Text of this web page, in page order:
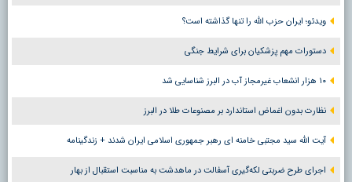
ویدئو؛ ایران حزب الله را تنها گذاشته است؟
دستورات مهم پزشکیان برای شرایط جنگی
۱۰ هزار انشعاب غیرمجاز آب در البرز شناسایی شد
نظارت بدون اغماض استاندارد بر مصنوعات طلا در البرز
آیت الله سید مجتبی خامنه ای رهبر جمهوری اسلامی ایران شدند + زندگینامه
اجرای طرح ضربتی لکه‌گیری آسفالت در ماهدشت به مناسبت استقبال از بهار